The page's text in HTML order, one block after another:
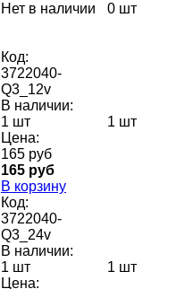
Нет в наличии 0 шт
Код:
3722040-
Q3_12v
В наличии:
1 шт
Цена:
165 руб
165 руб
В корзину
1 шт
Код:
3722040-
Q3_24v
В наличии:
1 шт
Цена:
1 шт